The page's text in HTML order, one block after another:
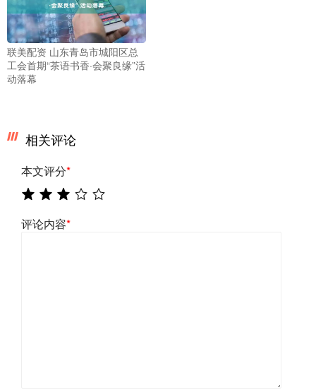
联美配资 山东青岛市城阳区总
工会首期“茶语书香·会聚良缘”活
动落幕
相关评论
本文评分*
评论内容*